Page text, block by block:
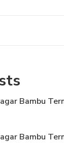
Bambu
Bambu